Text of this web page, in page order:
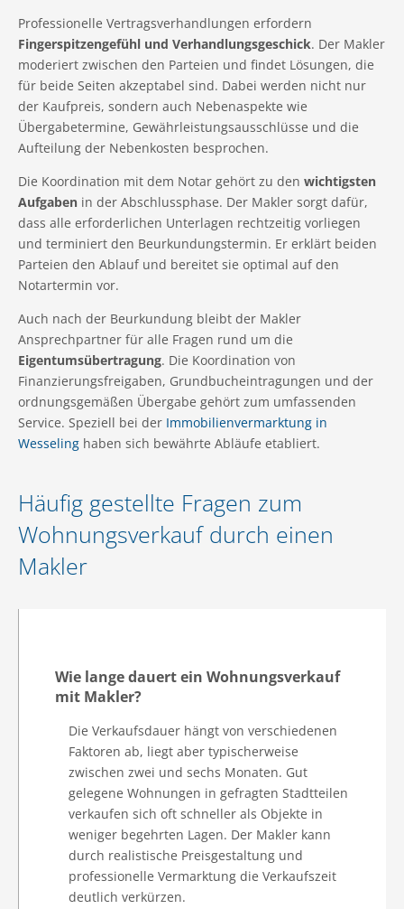
Professionelle Vertragsverhandlungen erfordern
Fingerspitzengefühl und Verhandlungsgeschick. Der Makler
moderiert zwischen den Parteien und findet Lösungen, die
für beide Seiten akzeptabel sind. Dabei werden nicht nur
der Kaufpreis, sondern auch Nebenaspekte wie
Übergabetermine, Gewährleistungsausschlüsse und die
Aufteilung der Nebenkosten besprochen.
Die Koordination mit dem Notar gehört zu den wichtigsten
Aufgaben in der Abschlussphase. Der Makler sorgt dafür,
dass alle erforderlichen Unterlagen rechtzeitig vorliegen
und terminiert den Beurkundungstermin. Er erklärt beiden
Parteien den Ablauf und bereitet sie optimal auf den
Notartermin vor.
Auch nach der Beurkundung bleibt der Makler
Ansprechpartner für alle Fragen rund um die
Eigentumsübertragung. Die Koordination von
Finanzierungsfreigaben, Grundbucheintragungen und der
ordnungsgemäßen Übergabe gehört zum umfassenden
Service. Speziell bei der Immobilienvermarktung in
Wesseling haben sich bewährte Abläufe etabliert.
Häufig gestellte Fragen zum
Wohnungsverkauf durch einen
Makler
Wie lange dauert ein Wohnungsverkauf
mit Makler?
Die Verkaufsdauer hängt von verschiedenen
Faktoren ab, liegt aber typischerweise
zwischen zwei und sechs Monaten. Gut
gelegene Wohnungen in gefragten Stadtteilen
verkaufen sich oft schneller als Objekte in
weniger begehrten Lagen. Der Makler kann
durch realistische Preisgestaltung und
professionelle Vermarktung die Verkaufszeit
deutlich verkürzen.